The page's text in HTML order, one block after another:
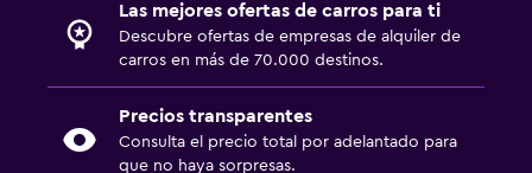
Las mejores ofertas de carros para ti
Descubre ofertas de empresas de alquiler de
carros en más de 70.000 destinos.
Precios transparentes
Consulta el precio total por adelantado para
que no haya sorpresas.